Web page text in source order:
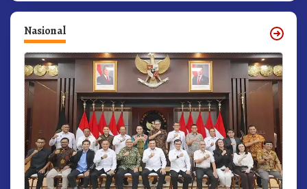
Nasional